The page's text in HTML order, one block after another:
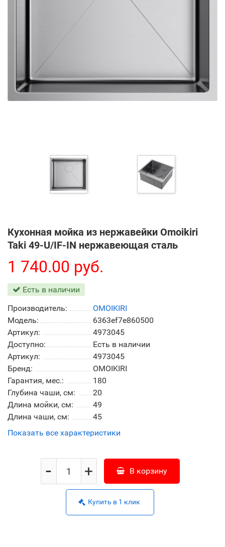
Кухонная мойка из нержавейки Omoikiri
Taki 49-U/IF-IN нержавеющая сталь
1 740.00 руб.
Есть в наличии
Производитель:
OMOIKIRI
Модель:
6363ef7e860500
Артикул:
4973045
Доступно:
Есть в наличии
Артикул:
4973045
Бренд:
OMOIKIRI
Гарантия, мес.:
180
Глубина чаши, см:
20
Длина мойки, см:
49
Длина чаши, см:
45
Показать все характеристики
+
- В корзину
Купить в 1 клик